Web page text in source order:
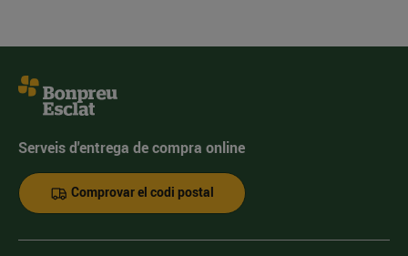
Serveis d'entrega de compra online
Comprovar el codi postal